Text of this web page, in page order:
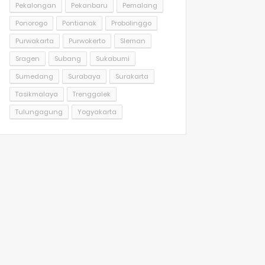
Pekalongan
Pekanbaru
Pemalang
Ponorogo
Pontianak
Probolinggo
Purwakarta
Purwokerto
Sleman
Sragen
Subang
Sukabumi
Sumedang
Surabaya
Surakarta
Tasikmalaya
Trenggalek
Tulungagung
Yogyakarta